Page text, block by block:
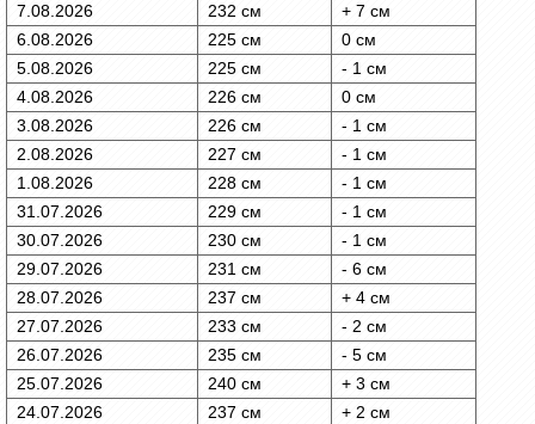
7.08.2026
232 см
+ 7 см
6.08.2026
225 см
0 см
5.08.2026
225 см
- 1 см
4.08.2026
226 см
0 см
3.08.2026
226 см
- 1 см
2.08.2026
227 см
- 1 см
1.08.2026
228 см
- 1 см
31.07.2026
229 см
- 1 см
30.07.2026
230 см
- 1 см
29.07.2026
231 см
- 6 см
28.07.2026
237 см
+ 4 см
27.07.2026
233 см
- 2 см
26.07.2026
235 см
- 5 см
25.07.2026
240 см
+ 3 см
24.07.2026
237 см
+ 2 см